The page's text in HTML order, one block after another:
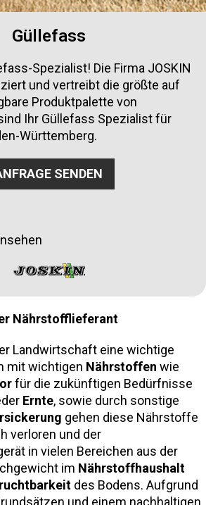
Güllefass
Spezialist! Die Firma JOSKIN
und vertreibt die größte auf
Produktpalette von
Ihr Güllefass Spezialist für
Württemberg.
SENDEN
Nährstofflieferant
Landwirtschaft eine wichtige
mit wichtigen Nährstoffen wie
für die zukünftigen Bedürfnisse
Ernte, sowie durch sonstige
gehen diese Nährstoffe
verloren und der
in vielen Bereichen aus der
im Nährstoffhaushalt
des Bodens. Aufgrund
und einem nachhaltigen